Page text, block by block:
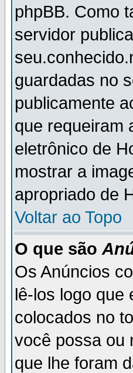
phpBB. Como
servidor
guardadas no
publicamente
que requeiram
eletrônico de
mostrar a
apropriado de
Voltar ao Topo
O que são
Os Anúncios
lê-los logo que
colocados no
você possa ou
que lhe foram